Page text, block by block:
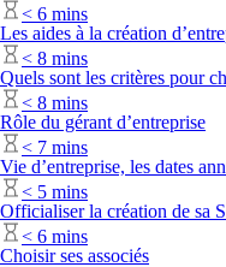
< 6 mins
Les aides à la création
< 8 mins
Quels sont les critères pour
< 8 mins
Rôle du gérant d’entreprise
< 7 mins
Vie d’entreprise, les dates
< 5 mins
Officialiser la création de sa
< 6 mins
Choisir ses associés